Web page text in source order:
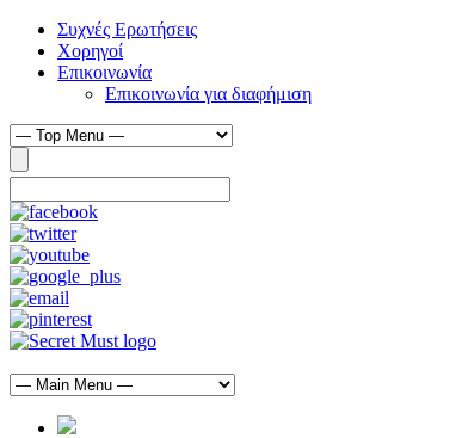
Συχνές Ερωτήσεις
Χορηγοί
Επικοινωνία
Επικοινωνία για διαφήμιση